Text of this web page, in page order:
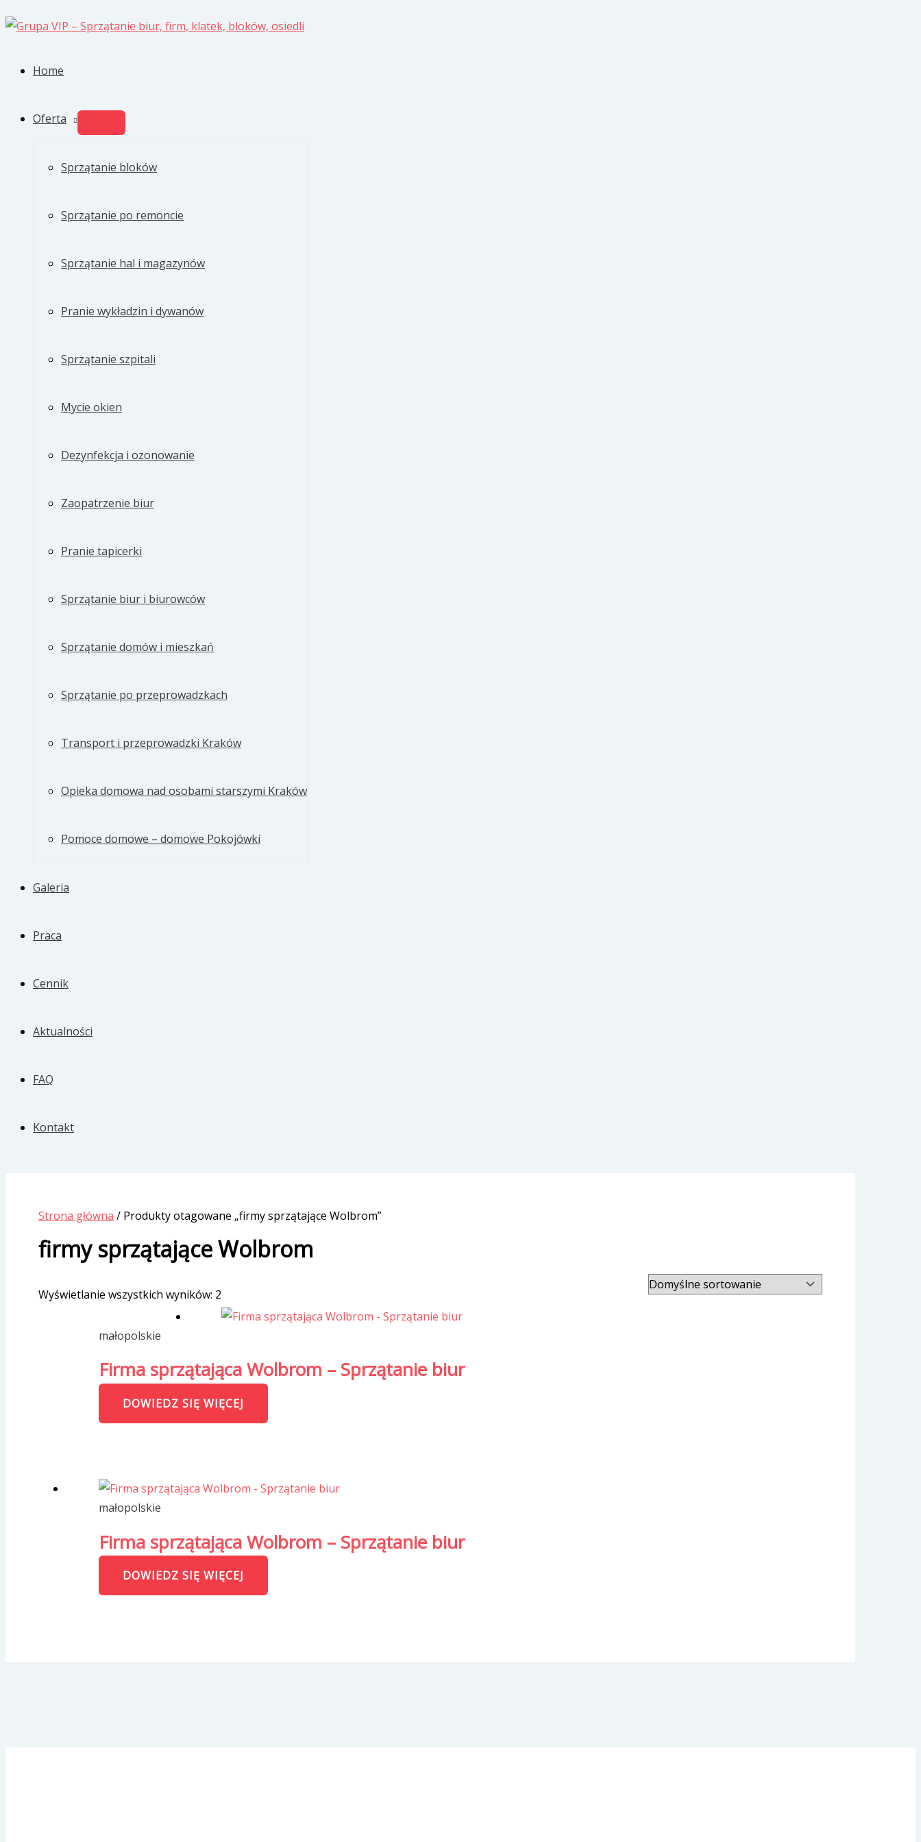
Przejdź
do
Home
Oferta
MENU
Sprzątanie bloków
Sprzątanie po remoncie
Sprzątanie hal i magazynów
Pranie wykładzin i dywanów
Sprzątanie szpitali
Mycie okien
Dezynfekcja i ozonowanie
Zaopatrzenie biur
Pranie tapicerki
Sprzątanie biur i biurowców
Sprzątanie domów i mieszkań
Sprzątanie po przeprowadzkach
Transport i przeprowadzki Kraków
Opieka domowa nad osobami starszymi Kraków
Pomoce domowe – domowe Pokojówki
Galeria
Praca
Cennik
Aktualności
FAQ
Kontakt
Strona główna / Produkty otagowane „firmy sprzątające Wolbrom”
firmy sprzątające Wolbrom
Wyświetlanie wszystkich wyników: 2
małopolskie
Firma sprzątająca Wolbrom – Sprzątanie biur
DOWIEDZ SIĘ WIĘCEJ
małopolskie
Firma sprzątająca Wolbrom – Sprzątanie biur
DOWIEDZ SIĘ WIĘCEJ